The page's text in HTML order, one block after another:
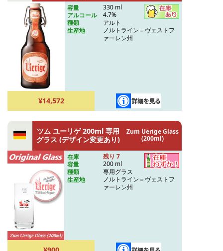
容量
330 ml
アルコール
4.7%
種類
アルト
生産地
ノルトライン＝ヴェストフ
ァーレン州
¥14,572
ツム ユーリゲ 200ml 専用
グラス (デザイン変更あり)
Zum Uerige Glass
(200ml)
在庫
残り 7
容量
200 ml
種類
専用グラス
生産地
ノルトライン＝ヴェストフ
ァーレン州